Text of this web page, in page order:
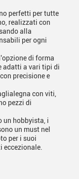
perfetti per tutte
realizzati con
alla
per ogni
di forma
adatti a vari tipi di
precisione e
con viti,
pezzi di
un hobbyista, i
un must nel
per i suoi